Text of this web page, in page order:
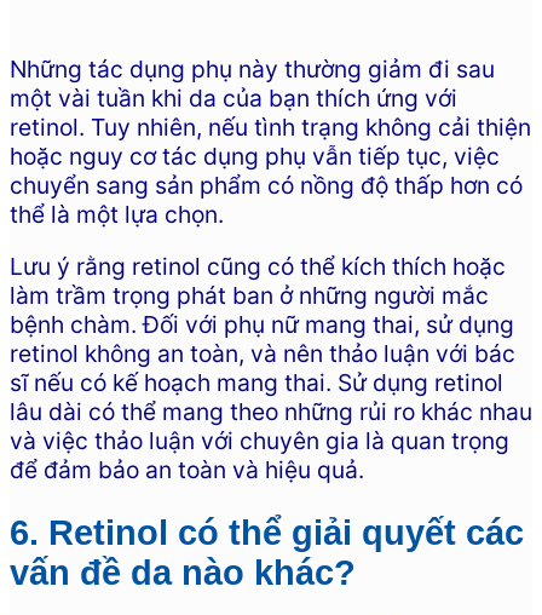
Những tác dụng phụ này thường giảm đi sau
một vài tuần khi da của bạn thích ứng với
retinol. Tuy nhiên, nếu tình trạng không cải thiện
hoặc nguy cơ tác dụng phụ vẫn tiếp tục, việc
chuyển sang sản phẩm có nồng độ thấp hơn có
thể là một lựa chọn.
Lưu ý rằng retinol cũng có thể kích thích hoặc
làm trầm trọng phát ban ở những người mắc
bệnh chàm. Đối với phụ nữ mang thai, sử dụng
retinol không an toàn, và nên thảo luận với bác
sĩ nếu có kế hoạch mang thai. Sử dụng retinol
lâu dài có thể mang theo những rủi ro khác nhau
và việc thảo luận với chuyên gia là quan trọng
để đảm bảo an toàn và hiệu quả.
6. Retinol có thể giải quyết các
vấn đề da nào khác?